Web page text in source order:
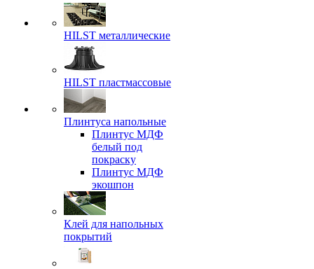
HILST металлические
HILST пластмассовые
Плинтуса напольные
Плинтус МДФ
белый под
покраску
Плинтус МДФ
экошпон
Клей для напольных
покрытий